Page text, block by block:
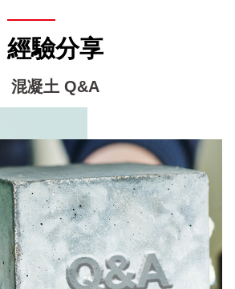
經驗分享
混凝土 Q&A